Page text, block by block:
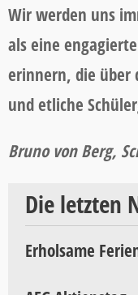
Wir werden uns
als eine
erinnern, die über
und etliche
Bruno von Berg,
Die letzten
Erholsame